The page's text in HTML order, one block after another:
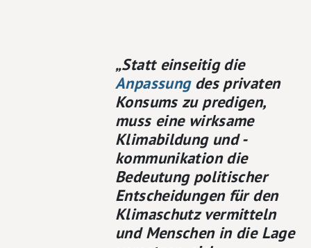
„Statt einseitig die
Anpassungdes privaten
Konsums zu predigen,
muss eine wirksame
Klimabildung und -
kommunikation die
Bedeutung politischer
Entscheidungen für den
Klimaschutz vermitteln
und Menschen in die Lage